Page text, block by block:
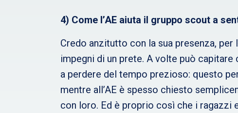
4) Come l’AE aiuta il gruppo scout a
Credo anzitutto con la sua presenza,
impegni di un prete. A volte può capitare
a perdere del tempo prezioso: questo
mentre all’AE è spesso chiesto
con loro. Ed è proprio così che i ragazzi